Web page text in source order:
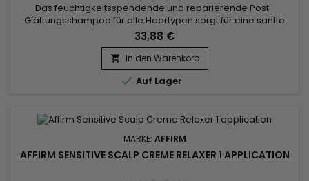
Das feuchtigkeitsspendende und reparierende Post-
Glättungsshampoo für alle Haartypen sorgt für eine sanfte
Reinigung und macht das Haar vom Ansatz bis zu den Spitzen
leicht, geschmeidig und mit Feuchtigkeit versorgt.&nbsp; Das
Premium Keratin Caviar Moisturizing Shampoo entgiftet das
Haar außerdem von Schadstoffen. Die Formel konzentriert
sich auf...
33,88 €
 In den Warenkorb
 Auf Lager
MARKE: AFFIRM
AFFIRM SENSITIVE SCALP CREME RELAXER 1 APPLICATION